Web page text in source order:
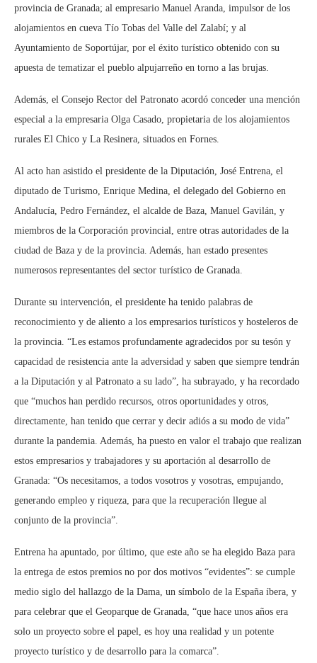
provincia de Granada; al empresario Manuel Aranda, impulsor de los
alojamientos en cueva Tío Tobas del Valle del Zalabí; y al
Ayuntamiento de Soportújar, por el éxito turístico obtenido con su
apuesta de tematizar el pueblo alpujarreño en torno a las brujas.
Además, el Consejo Rector del Patronato acordó conceder una mención
especial a la empresaria Olga Casado, propietaria de los alojamientos
rurales El Chico y La Resinera, situados en Fornes.
Al acto han asistido el presidente de la Diputación, José Entrena, el
diputado de Turismo, Enrique Medina, el delegado del Gobierno en
Andalucía, Pedro Fernández, el alcalde de Baza, Manuel Gavilán, y
miembros de la Corporación provincial, entre otras autoridades de la
ciudad de Baza y de la provincia. Además, han estado presentes
numerosos representantes del sector turístico de Granada.
Durante su intervención, el presidente ha tenido palabras de
reconocimiento y de aliento a los empresarios turísticos y hosteleros de
la provincia. “Les estamos profundamente agradecidos por su tesón y
capacidad de resistencia ante la adversidad y saben que siempre tendrán
a la Diputación y al Patronato a su lado”, ha subrayado, y ha recordado
que “muchos han perdido recursos, otros oportunidades y otros,
directamente, han tenido que cerrar y decir adiós a su modo de vida”
durante la pandemia. Además, ha puesto en valor el trabajo que realizan
estos empresarios y trabajadores y su aportación al desarrollo de
Granada: “Os necesitamos, a todos vosotros y vosotras, empujando,
generando empleo y riqueza, para que la recuperación llegue al
conjunto de la provincia”.
Entrena ha apuntado, por último, que este año se ha elegido Baza para
la entrega de estos premios no por dos motivos “evidentes”: se cumple
medio siglo del hallazgo de la Dama, un símbolo de la España íbera, y
para celebrar que el Geoparque de Granada, “que hace unos años era
solo un proyecto sobre el papel, es hoy una realidad y un potente
proyecto turístico y de desarrollo para la comarca”.